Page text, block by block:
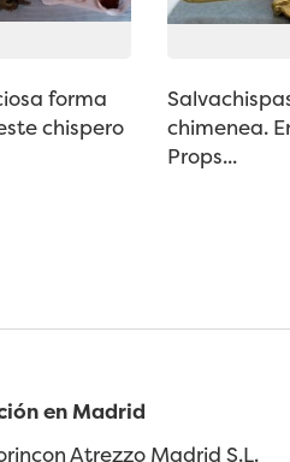
forma
chispero
chimenea.
Props...
en Madrid
Atrezzo Madrid S.L.